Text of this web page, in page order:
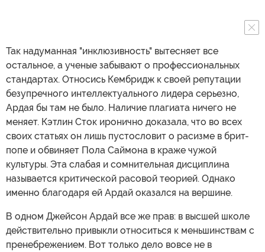
Так надуманная "инклюзивность" вытесняет все
остальное, а ученые забывают о профессиональных
стандартах. Относись Кембридж к своей репутации
безупречного интеллектуального лидера серьезно,
Ардая бы там не было. Наличие плагиата ничего не
меняет. Кэтлин Сток иронично доказала, что во всех
своих статьях он лишь пустословит о расизме в брит-
попе и обвиняет Пола Саймона в краже чужой
культуры. Эта слабая и сомнительная дисциплина
называется критической расовой теорией. Однако
именно благодаря ей Ардай оказался на вершине.
В одном Джейсон Ардай все же прав: в высшей школе
действительно привыкли относиться к меньшинствам с
пренебрежением. Вот только дело вовсе не в